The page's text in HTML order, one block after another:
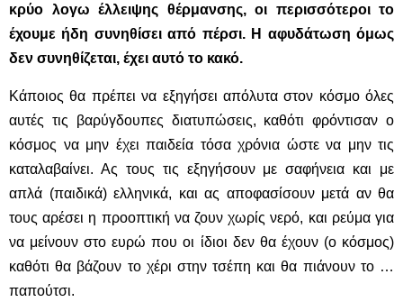
κρύο λογω έλλειψης θέρμανσης, οι περισσότεροι το
έχουμε ήδη συνηθίσει από πέρσι. Η αφυδάτωση όμως
δεν συνηθίζεται, έχει αυτό το κακό.
Κάποιος θα πρέπει να εξηγήσει απόλυτα στον κόσμο όλες
αυτές τις βαρύγδουπες διατυπώσεις, καθότι φρόντισαν ο
κόσμος να μην έχει παιδεία τόσα χρόνια ώστε να μην τις
καταλαβαίνει. Ας τους τις εξηγήσουν με σαφήνεια και με
απλά (παιδικά) ελληνικά, και ας αποφασίσουν μετά αν θα
τους αρέσει η προοπτική να ζουν χωρίς νερό, και ρεύμα για
να μείνουν στο ευρώ που οι ίδιοι δεν θα έχουν (ο κόσμος)
καθότι θα βάζουν το χέρι στην τσέπη και θα πιάνουν το …
παπούτσι.